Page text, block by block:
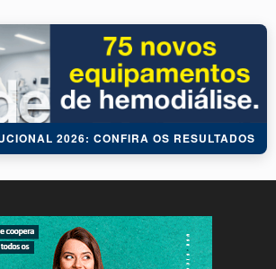
2026: CONFIRA OS RESULTADOS